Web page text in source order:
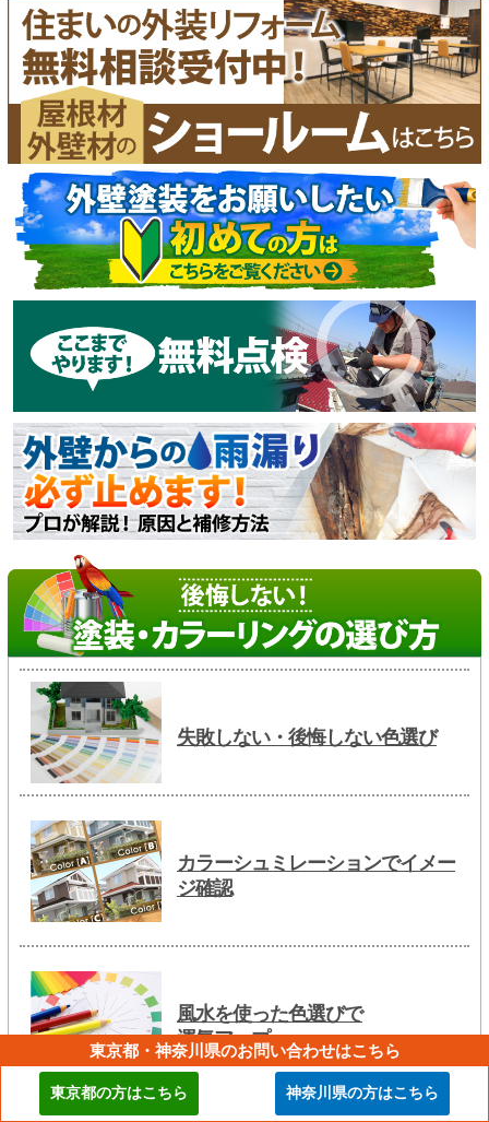
失敗しない・後悔しない色選び
カラーシュミレーションでイメー
ジ確認
風水を使った色選びで
運気アップ
東京都・神奈川県のお問い合わせはこちら
東京都の方はこちら 神奈川県の方はこちら